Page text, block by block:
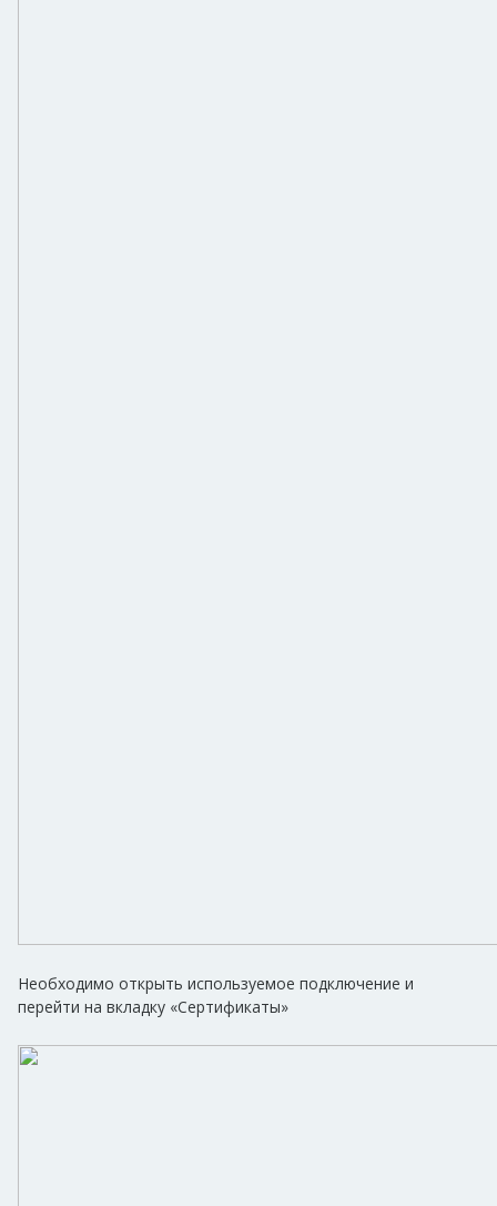
Необходимо открыть используемое подключение и
перейти на вкладку «Сертификаты»